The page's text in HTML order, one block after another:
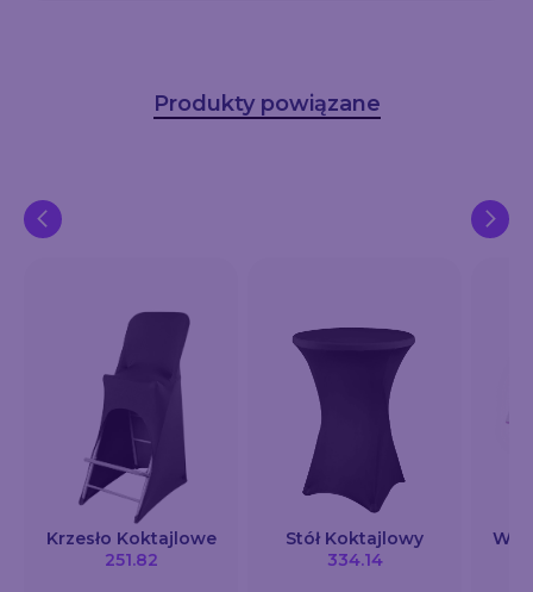
Produkty powiązane
Krzesło Koktajlowe
251.82
Stół Koktajlowy
334.14